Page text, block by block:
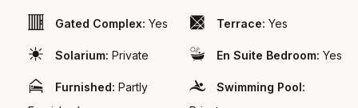
Gated Complex: Yes Terrace: Yes
Solarium: Private En Suite Bedroom: Yes
Furnished: Partly
Swimming Pool: